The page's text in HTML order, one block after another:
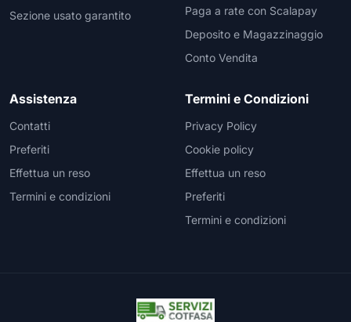
Sezione usato garantito
Paga a rate con Scalapay
Deposito e Magazzinaggio
Conto Vendita
Assistenza
Contatti
Preferiti
Effettua un reso
Termini e condizioni
Termini e Condizioni
Privacy Policy
Cookie policy
Effettua un reso
Preferiti
Termini e condizioni